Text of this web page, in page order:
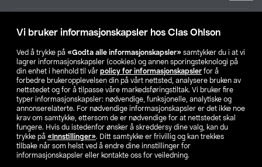
Vi bruker informasjonskapsler hos Clas Ohlson
Ved å trykke på «Godta alle informasjonskapsler» samtykker du i at vi
lagrer informasjonskapsler (cookies) og annen sporingsteknologi på
din enhet i henhold til vår policy for informasjonskapsler for å
forbedre brukeropplevelsen din på vårt nettsted, analysere bruken av
nettstedet og for å tilpasse våre markedsføringstiltak. Vi bruker fire
typer informasjonskapsler: nødvendige, funksjonelle, analytiske og
annonserelaterte. For nødvendige informasjonskapsler er det ikke noe
krav om samtykke, ettersom de er nødvendige for at nettstedet skal
fungere. Hvis du istedenfor ønsker å skreddersy dine valg, kan du
trykke på «Innstillinger». Ditt samtykke er frivillig og kan trekkes
tilbake når som helst ved å endre dine innstillinger for
informasjonskapsler eller kontakte oss for veiledning.
Våre selskaper
Finn din butikk
SE NO FI